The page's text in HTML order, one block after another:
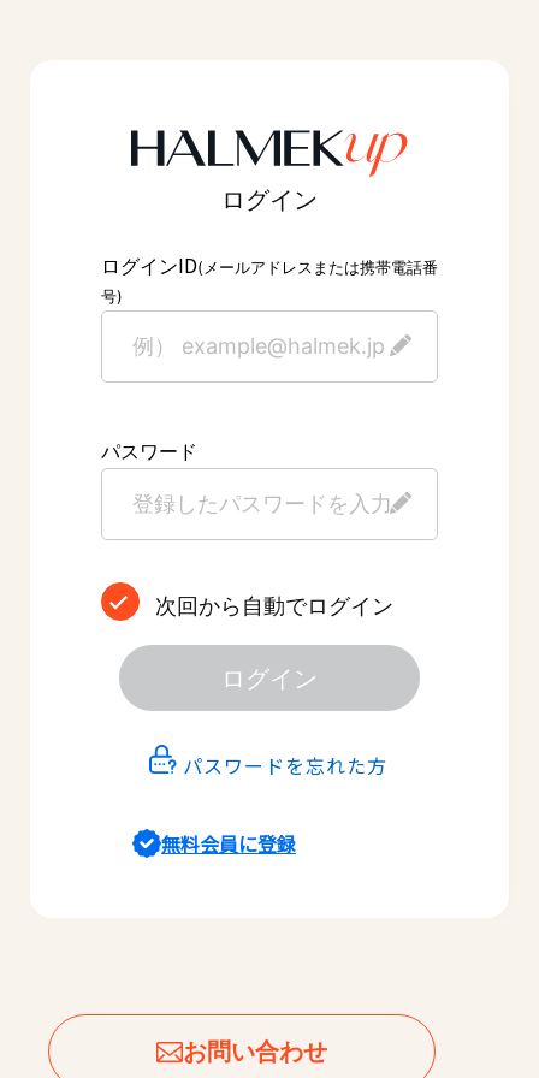
ログイン
ログインID(メールアドレスまたは携帯電話番
号)
パスワード
次回から自動でログイン
ログイン
パスワードを忘れた方
無料会員に登録
お問い合わせ